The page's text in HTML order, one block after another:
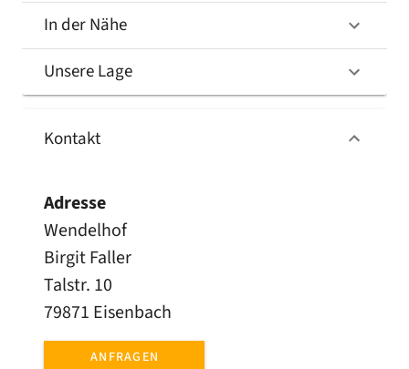
In der Nähe
Unsere Lage
Kontakt
Adresse
Wendelhof
Birgit Faller
Talstr. 10
79871 Eisenbach
ANFRAGEN